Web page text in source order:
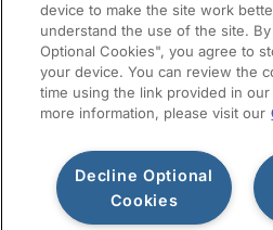
利用規約 プライバシー通知 情
device to make the site work
understand the use of the site.
Optional Cookies", you agree to
your device. You can review the
time using the link provided in
more information, please visit our
Decline Optional
Cookies